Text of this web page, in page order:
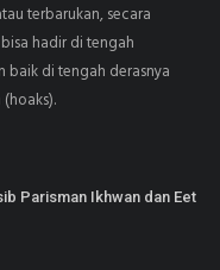
terbarukan, secara
hadir di tengah
baik di tengah derasnya
Parisman Ikhwan dan Eet